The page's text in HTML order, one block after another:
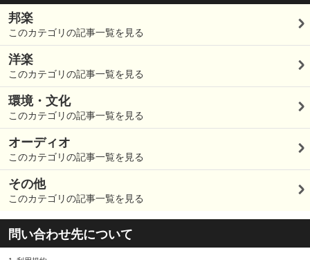
邦楽
このカテゴリの記事一覧を見る
洋楽
このカテゴリの記事一覧を見る
環境・文化
このカテゴリの記事一覧を見る
オーディオ
このカテゴリの記事一覧を見る
その他
このカテゴリの記事一覧を見る
問い合わせ先について